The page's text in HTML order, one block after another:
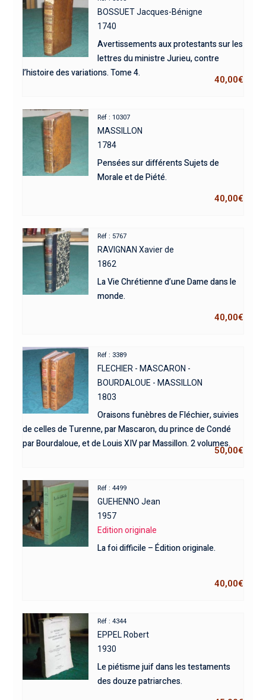
BOSSUET Jacques-Bénigne
1740
Avertissements aux protestants sur les
lettres du ministre Jurieu, contre
l’histoire des variations. Tome 4.
40,00€
Réf : 10307
MASSILLON
1784
Pensées sur différents Sujets de
Morale et de Piété.
40,00€
Réf : 5767
RAVIGNAN Xavier de
1862
La Vie Chrétienne d’une Dame dans le
monde.
40,00€
Réf : 3389
FLECHIER - MASCARON -
BOURDALOUE - MASSILLON
1803
Oraisons funèbres de Fléchier, suivies
de celles de Turenne, par Mascaron, du prince de Condé
par Bourdaloue, et de Louis XIV par Massillon. 2 volumes.
50,00€
Réf : 4499
GUEHENNO Jean
1957
Edition originale
La foi difficile – Édition originale.
40,00€
Réf : 4344
EPPEL Robert
1930
Le piétisme juif dans les testaments
des douze patriarches.